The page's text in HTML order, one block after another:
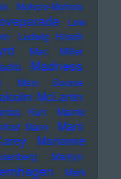
Moholo-Moholo
Low
Ludwig Hirsch
Mac Miller
Madness
Main Source
McLaren
Kurt
Mamie
Mann Mani
Marianne
Marilyn
Mark